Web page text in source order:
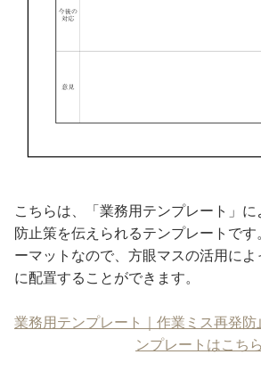
こちらは、「業務用テンプレート」
防止策を伝えられるテンプレートで
ーマットなので、方眼マスの活用に
に配置することができます。
業務用テンプレート｜作業ミス再発
ンプレートはこちら